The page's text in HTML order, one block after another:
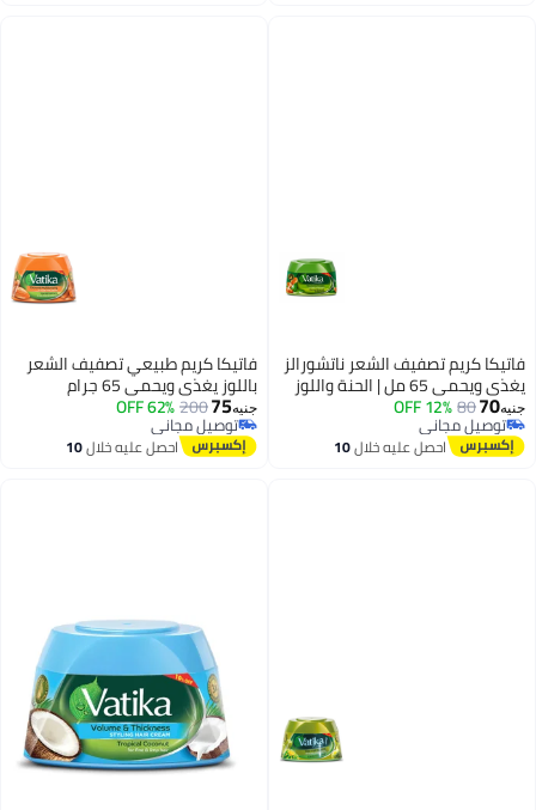
فاتيكا كريم تصفيف الشعر ناتشورالز
يغذي ويحمي 65 مل | الحنة واللوز
والصبار مع زيوت فاتيكا المغذية
جنيه70
80
12% OFF
توصيل مجاني
توصيل مجانياحصل عليه خلال10
فاتيكا كريم طبيعي تصفيف الشعر
باللوز يغذي ويحمي 65 جرام
جنيه75
200
62% OFF
توصيل مجاني
توصيل مجانياحصل عليه خلال10